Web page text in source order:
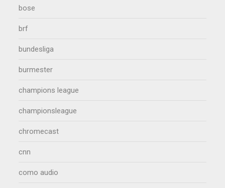
bose
brf
bundesliga
burmester
champions league
championsleague
chromecast
cnn
como audio